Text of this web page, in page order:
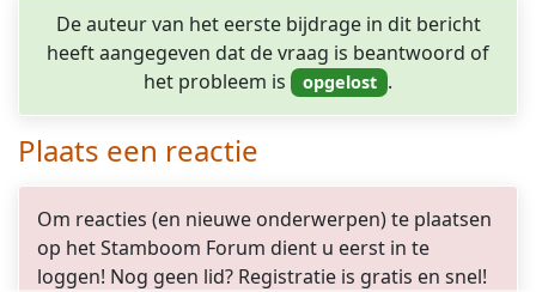
De auteur van het eerste bijdrage in dit bericht
heeft aangegeven dat de vraag is beantwoord of
het probleem is
.
Plaats een reactie
Om reacties (en nieuwe onderwerpen) te plaatsen
op het Stamboom Forum dient u eerst in te
loggen! Nog geen lid? Registratie is gratis en snel!